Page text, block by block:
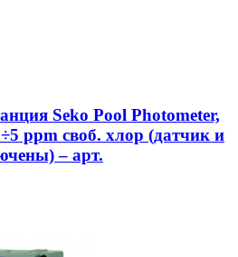
Seko Pool Photometer,
ppm своб. хлор (датчик и
– арт.